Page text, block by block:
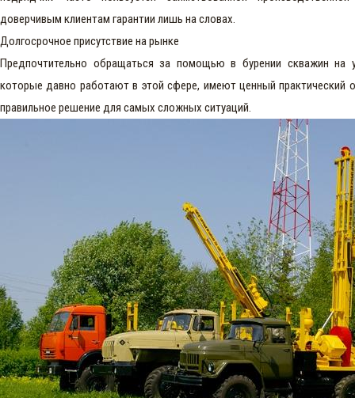
доверчивым клиентам гарантии лишь на словах.
Долгосрочное присутствие на рынке
Предпочтительно обращаться за помощью в бурении скважин на
которые давно работают в этой сфере, имеют ценный практический
правильное решение для самых сложных ситуаций.